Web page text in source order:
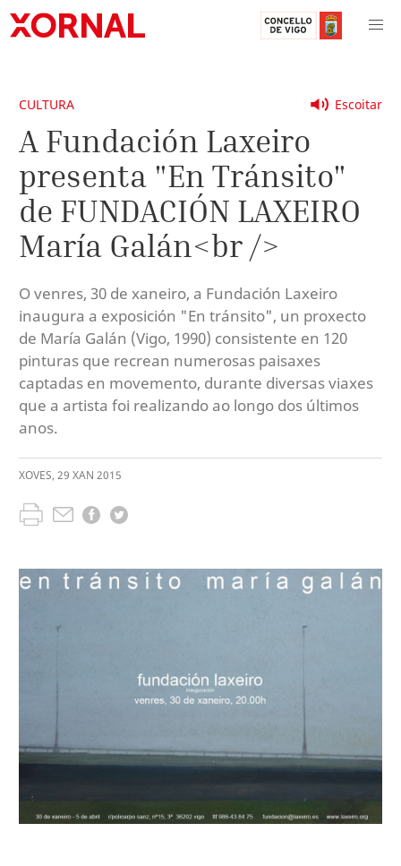
Escoitar
CULTURA
A Fundación Laxeiro
presenta "En Tránsito"
de FUNDACIÓN LAXEIRO
María Galán<br />
O venres, 30 de xaneiro, a Fundación Laxeiro
inaugura a exposición "En tránsito", un proxecto
de María Galán (Vigo, 1990) consistente en 120
pinturas que recrean numerosas paisaxes
captadas en movemento, durante diversas viaxes
que a artista foi realizando ao longo dos últimos
anos.
XOVES, 29 XAN 2015